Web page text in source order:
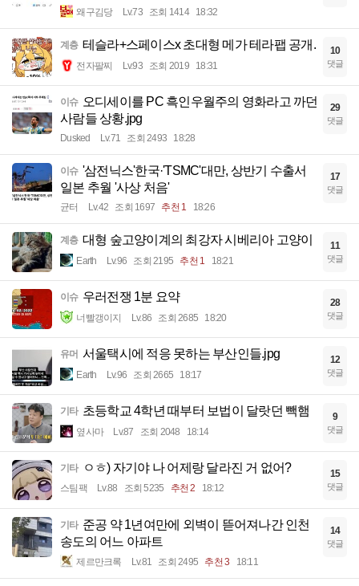
왜구김당 Lv.73 조회 1414 18:32
계층 테슬라+스페이스x 초대형 메가 테라팹 공개.
전자팔찌 Lv.93 조회 2019 18:31
10
댓글
이슈 오디세이를 PC 흑인우월주의 영화라고 까던
사람들 상황.jpg
Dusked Lv.71 조회 2493 18:28
29
댓글
이슈 '삼전닉스'한국·'TSMC'대만, 상반기 수출서
일본 추월 '사상 처음'
균터 Lv.42 조회 1697 추천 1 18:26
17
댓글
계층 대형 숲고양이계의 최강자 시베리아 고양이
Earth Lv.96 조회 2195 추천 1 18:21
11
댓글
이슈 우러전쟁 1분 요약
너빨갱이지 Lv.86 조회 2685 18:20
28
댓글
유머 서울택시에 적응 못하는 부산인들.jpg
Earth Lv.96 조회 2665 18:17
12
댓글
기타 초등학교 4학년 때부터 보법이 달랏던 빽햄
옆사마 Lv.87 조회 2048 18:14
9
댓글
기타 ㅇㅎ) 자기야 나 어제랑 달라진 거 없어?
스팀팩 Lv.88 조회 5235 추천 2 18:12
15
댓글
기타 준공 약 1년여만에 외벽이 뜯어져나간 인천
송도의 어느 아파트
제르만크록 Lv.81 조회 2495 추천 3 18:11
14
댓글